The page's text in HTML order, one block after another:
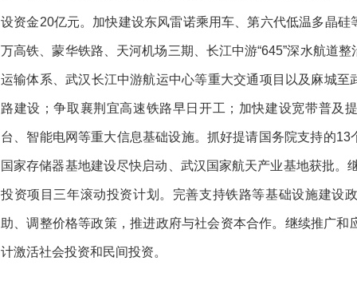
设资金20亿元。加快建设东风雷诺乘用车、第六代低温多晶
万高铁、蒙华铁路、天河机场三期、长江中游“645”深水航道
运输体系、武汉长江中游航运中心等重大交通项目以及麻城
路建设；争取襄荆宜高速铁路早日开工；加快建设宽带普及
台、智能电网等重大信息基础设施。抓好提请国务院支持的
国家存储器基地建设尽快启动、武汉国家航天产业基地获批。
投资项目三年滚动投资计划。完善支持铁路等基础设施建设
助、调整价格等政策，推进政府与社会资本合作。继续推广
计激活社会投资和民间投资。